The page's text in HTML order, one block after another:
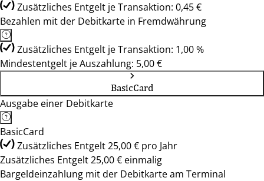
Zusätzliches Entgelt je Transaktion: 0,45 €
Bezahlen mit der Debitkarte in Fremdwährung
Zusätzliches Entgelt je Transaktion: 1,00 %
Mindestentgelt je Auszahlung: 5,00 €
BasicCard
Ausgabe einer Debitkarte
BasicCard
Zusätzliches Entgelt 25,00 € pro Jahr
Zusätzliches Entgelt 25,00 € einmalig
Bargeldeinzahlung mit der Debitkarte am Terminal